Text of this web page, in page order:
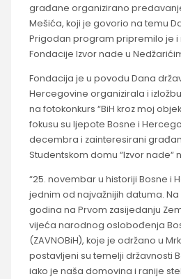
građane organizirano
Mešića, koji je govorio na temu
Prigodan program pripremilo je i
Fondacije Izvor nade u
Fondacija je u povodu Dana
Hercegovine organizirala i
na fotokonkurs “BiH kroz moj
fokusu su ljepote Bosne i
decembra i zainteresirani
Studentskom domu “Izvor nade“
“25. novembar u historiji Bosne i
jednim od najvažnijih datuma.
godina na Prvom zasijedanju
vijeća narodnog oslobođenja
(ZAVNOBiH), koje je održano u
postavljeni su temelji državnosti
iako je naša domovina i ranije